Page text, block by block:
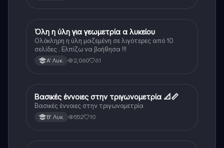
Μαθηματικά
Όλη η ύλη για γεωμετρία α λυκείου
Ολόκληρη η ύλη μαζεμένη σε λιγότερες από 10
σελίδες . Ελπίζω να βοήθησα !!!
Α' Λυκ. 2,060 61
Μαθηματικά
Βασικές έννοιες στην τριγωνομετρία 📐📏
Βασικές έννοιες στην τριγωνομετρία
Β' Λυκ. 552 10